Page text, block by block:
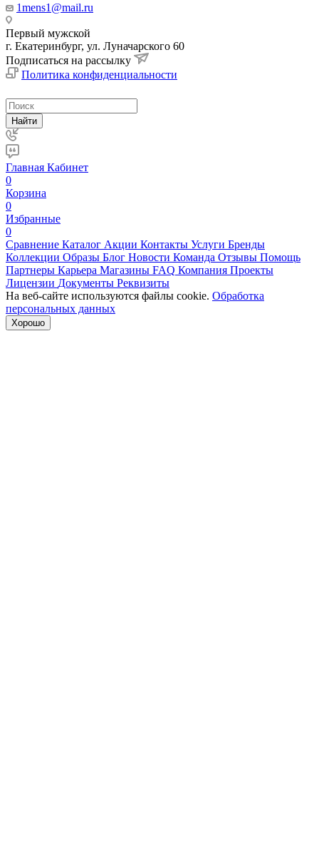
1mens1@mail.ru
Первый мужской
г. Екатеринбург, ул. Луначарского 60
Подписаться на рассылку
Политика конфиденциальности
Найти
Главная Кабинет
0
Корзина
0
Избранные
0
Сравнение Каталог Акции Контакты Услуги Бренды
Коллекции Образы Блог Новости Команда Отзывы Помощь
Партнеры Карьера Магазины FAQ Компания Проекты
Лицензии Документы Реквизиты
На веб-сайте используются файлы cookie. Обработка
персональных данных
Хорошо